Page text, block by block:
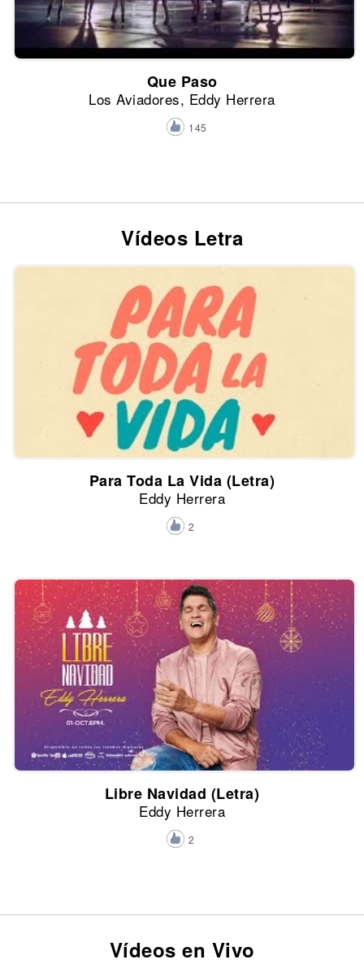
Que Paso
Los Aviadores, Eddy Herrera
145
Vídeos Letra
Para Toda La Vida (Letra)
Eddy Herrera
2
Libre Navidad (Letra)
Eddy Herrera
2
Vídeos en Vivo